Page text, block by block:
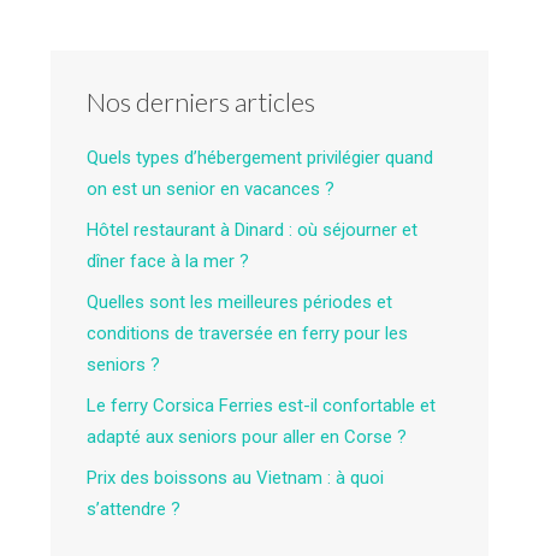
Nos derniers articles
Quels types d’hébergement privilégier quand
on est un senior en vacances ?
Hôtel restaurant à Dinard : où séjourner et
dîner face à la mer ?
Quelles sont les meilleures périodes et
conditions de traversée en ferry pour les
seniors ?
Le ferry Corsica Ferries est-il confortable et
adapté aux seniors pour aller en Corse ?
Prix des boissons au Vietnam : à quoi
s’attendre ?